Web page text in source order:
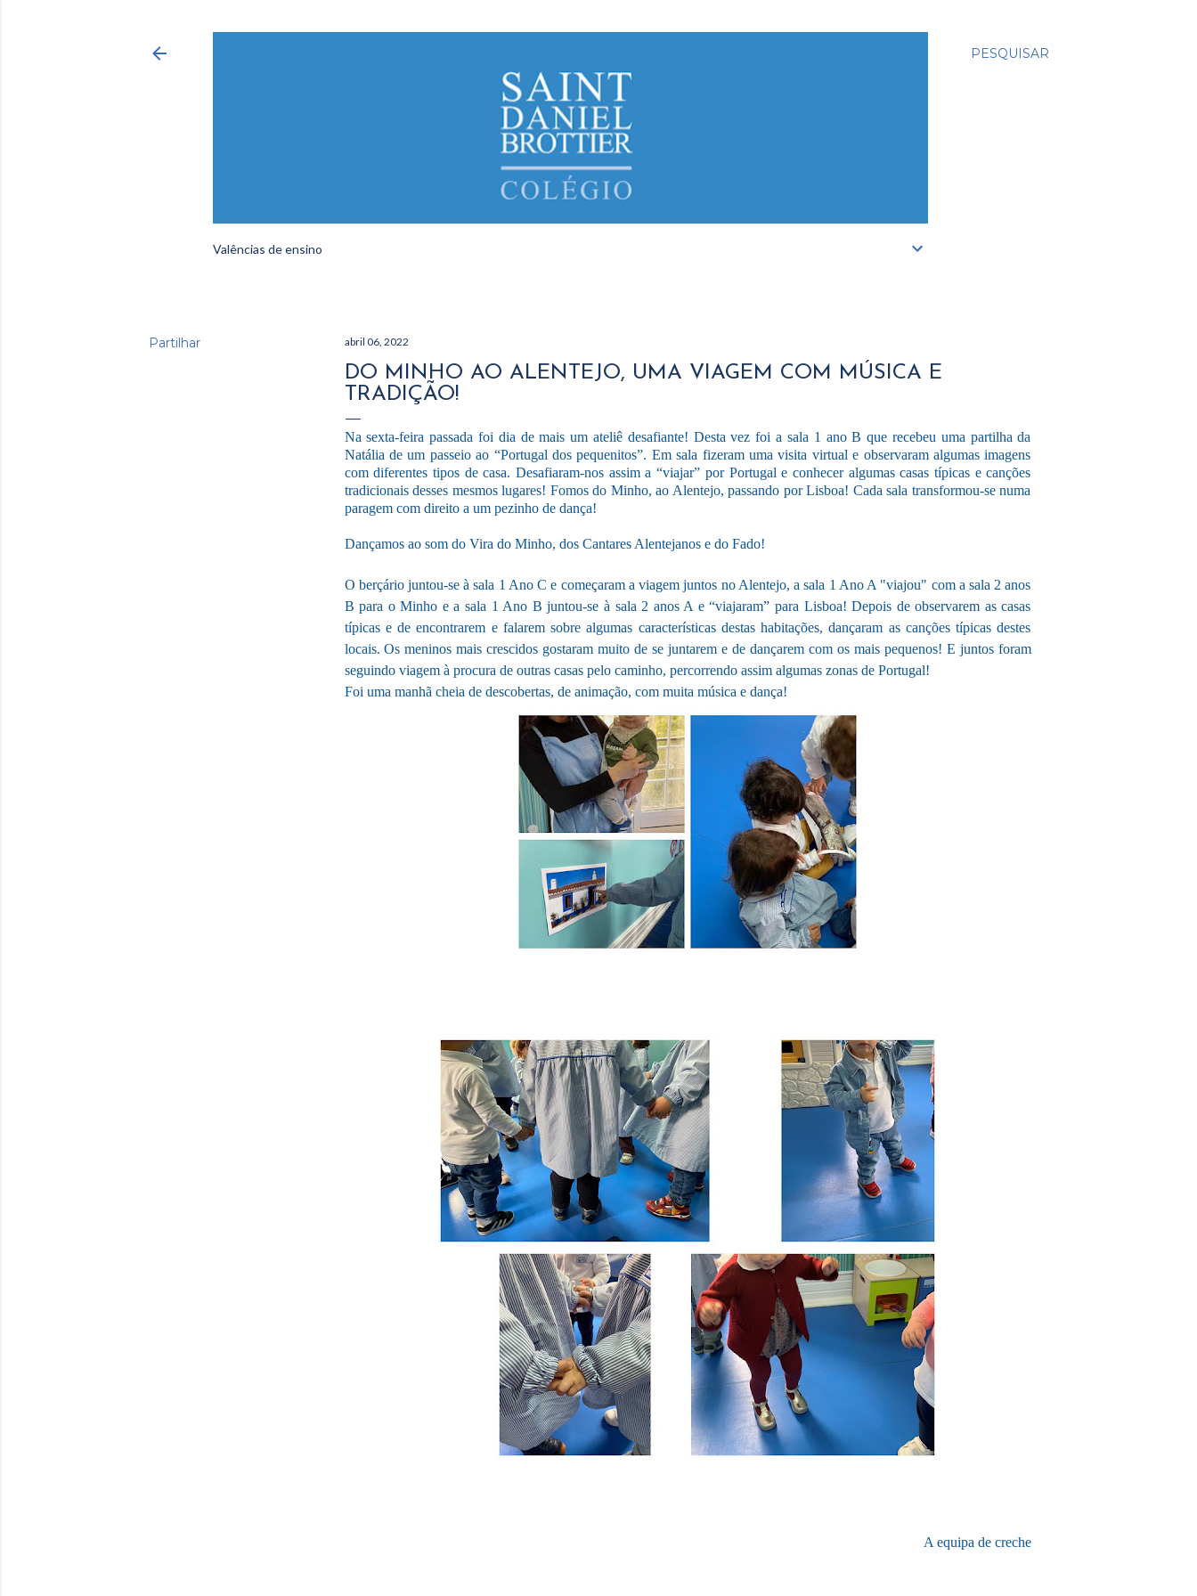
PESQUISAR
Valências de ensino
Partilhar abril 06, 2022
DO MINHO AO ALENTEJO, UMA VIAGEM COM MÚSICA E
TRADIÇÃO!
Na sexta-feira passada foi dia de mais um ateliê desafiante! Desta vez foi a sala 1 ano B que recebeu uma partilha da
Natália de um passeio ao “Portugal dos pequenitos”. Em sala fizeram uma visita virtual e observaram algumas imagens
com diferentes tipos de casa. Desafiaram-nos assim a “viajar” por Portugal e conhecer algumas casas típicas e canções
tradicionais desses mesmos lugares! Fomos do Minho, ao Alentejo, passando por Lisboa! Cada sala transformou-se numa
paragem com direito a um pezinho de dança!
Dançamos ao som do Vira do Minho, dos Cantares Alentejanos e do Fado!
O berçário juntou-se à sala 1 Ano C e começaram a viagem juntos no Alentejo, a sala 1 Ano A "viajou" com a sala 2 anos
B para o Minho e a sala 1 Ano B juntou-se à sala 2 anos A e “viajaram” para Lisboa! Depois de observarem as casas
típicas e de encontrarem e falarem sobre algumas características destas habitações, dançaram as canções típicas destes
locais. Os meninos mais crescidos gostaram muito de se juntarem e de dançarem com os mais pequenos! E juntos foram
seguindo viagem à procura de outras casas pelo caminho, percorrendo assim algumas zonas de Portugal!
Foi uma manhã cheia de descobertas, de animação, com muita música e dança!
A equipa de creche